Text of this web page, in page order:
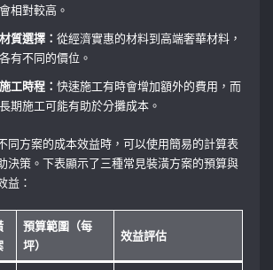
會相對較高。
材質選擇：從經濟實惠的材料到高端奢華材料，
各有不同的價位。
施工時程：快速施工有時會增加額外的費用，而
長期施工可能有助於分攤成本。
同方案的成本效益時，可以使用簡易的計算表
決策。下表顯示了三種常見裝潢方案的預算與
益：
預算範圍（每
坪）
效益評估